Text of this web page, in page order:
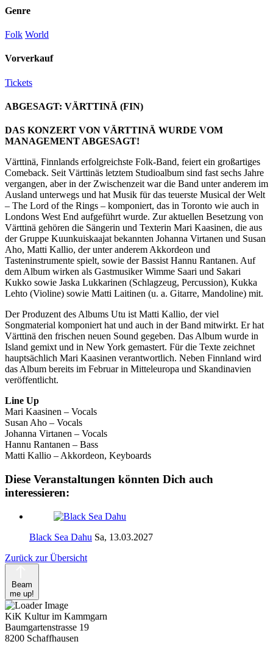
Genre
Folk World
Vorverkauf
Tickets
ABGESAGT: VÄRTTINÄ (FIN)
DAS KONZERT VON VÄRTTINÄ WURDE VOM
MANAGEMENT ABGESAGT!
Värttinä, Finnlands erfolgreichste Folk-Band, feiert ein großartiges
Comeback. Seit Värttinäs letztem Studioalbum sind fast sechs Jahre
vergangen, aber in der Zwischenzeit war die Band unter anderem im
Ausland unterwegs und hat Musik für das teuerste Musical der Welt
– The Lord of the Rings – komponiert, das in Toronto wie auch in
Londons West End aufgeführt wurde. Zur aktuellen Besetzung von
Värttinä gehören die Sängerin und Texterin Mari Kaasinen, die aus
der Gruppe Kuunkuiskaajat bekannten Johanna Virtanen und Susan
Aho, Matti Kallio, der unter anderem Akkordeon und
Tasteninstrumente spielt, sowie der Bassist Hannu Rantanen. Auf
dem Album wirken als Gastmusiker Wimme Saari und Sakari
Kukko sowie Jaska Lukkarinen (Schlagzeug, Percussion), Kukka
Lehto (Violine) sowie Matti Laitinen (u. a. Gitarre, Mandoline) mit.
Der Produzent des Albums Utu ist Matti Kallio, der viel
Songmaterial komponiert hat und auch in der Band mitwirkt. Er hat
Värttinä den frischen neuen Sound gegeben. Das Album wurde in
Island gemixt und in New York gemastert. Für die Texte zeichnet
hauptsächlich Mari Kaasinen verantwortlich. Neben Finnland wird
das Album bereits im Februar in Mitteleuropa und Skandinavien
veröffentlicht.
Line Up
Mari Kaasinen – Vocals
Susan Aho – Vocals
Johanna Virtanen – Vocals
Hannu Rantanen – Bass
Matti Kallio – Akkordeon, Keyboards
Diese Veranstaltungen könnten Dich auch
interessieren:
Black Sea Dahu Sa, 13.03.2027
Zurück zur Übersicht
Beam
me up!
KiK Kultur im Kammgarn
Baumgartenstrasse 19
8200 Schaffhausen